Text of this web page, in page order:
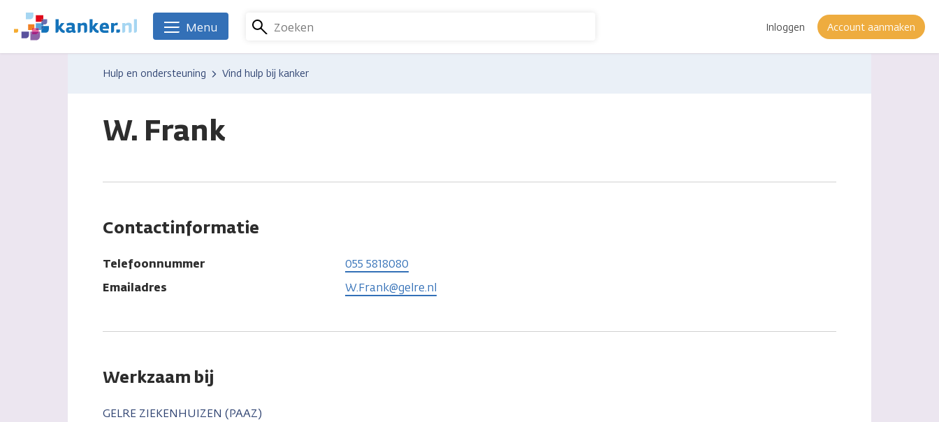
naar
We
zijn
Kanker.nl
Zoeken Inloggen Account aanmaken
Menu
Hulp en ondersteuning Vind hulp bij kanker
W. Frank
Contactinformatie
Telefoonnummer
055 5818080
Emailadres
W.Frank@gelre.nl
Werkzaam bij
GELRE ZIEKENHUIZEN (PAAZ)